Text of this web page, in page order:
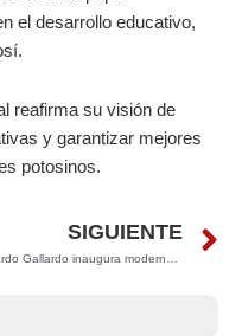
el desarrollo educativo,
reafirma su visión de
y garantizar mejores
potosinos.
SIGUIENTE